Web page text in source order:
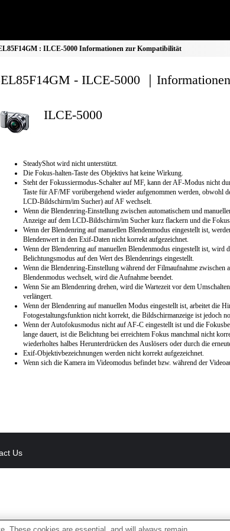
: ILCE-5000 Informationen zur Kompatibilität
- ILCE-5000 ｜
ILCE-5000
SteadyShot wird nicht unterstützt.
Die Fokus-halten-Taste des Objektivs hat keine Wirkung.
Steht der Fokussiermodus-Schalter auf MF, kann der AF-Modus nicht
Taste für AF/MF vorübergehend wieder aufgenommen werden, obwohl
LCD-Bildschirm/im Sucher) auf AF wechselt.
Wenn die Blendenring-Einstellung zwischen automatischem und
Anzeige auf dem LCD-Bildschirm/im Sucher kurz flackern und die
Wenn der Blendenring auf manuellen Blendenmodus eingestellt ist,
Blendenwert in den Exif-Daten nicht korrekt aufgezeichnet.
Wenn der Blendenring auf manuellen Blendenmodus eingestellt ist, wird
Belichtungsmodus auf den Wert des Blendenrings eingestellt.
Wenn die Blendenring-Einstellung während der Filmaufnahme zwischen
Blendenmodus wechselt, wird die Aufnahme beendet.
Wenn Sie am Blendenring drehen, wird die Wartezeit vor dem
verlängert.
Wenn der Blendenring auf manuellen Modus eingestellt ist, arbeitet die
Fotogestaltungsfunktion nicht korrekt, die Bildschirmanzeige ist jedoch
Wenn der Autofokusmodus nicht auf AF-C eingestellt ist und die
lange dauert, ist die Belichtung bei erreichtem Fokus manchmal nicht
wiederholtes halbes Herunterdrücken des Auslösers oder durch die
Exif-Objektivbezeichnungen werden nicht korrekt aufgezeichnet.
Wenn sich die Kamera im Videomodus befindet bzw. während der
Us